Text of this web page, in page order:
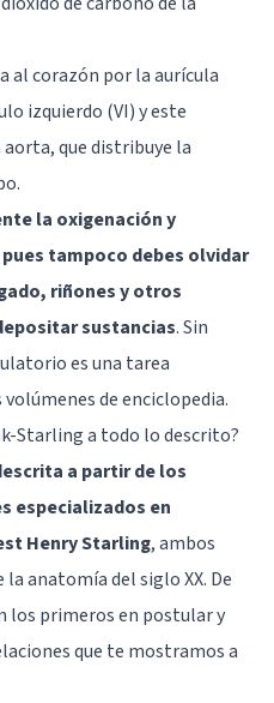
al corazón por la aurícula
izquierdo (VI) y este
que distribuye la
la oxigenación y
tampoco debes olvidar
riñones y otros
sustancias. Sin
es una tarea
de enciclopedia.
Starling a todo lo descrito?
a partir de los
especializados en
Henry Starling, ambos
anatomía del siglo XX. De
los primeros en postular y
que te mostramos a